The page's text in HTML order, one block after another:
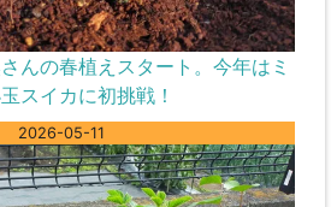
んの春植えスタート。今年はミ
スイカに初挑戦！
2026-05-11